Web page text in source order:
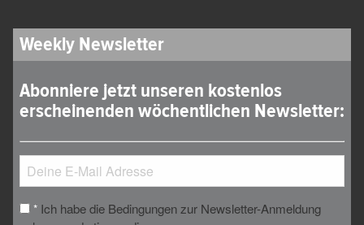
Weekly Newsletter
Abonniere jetzt unseren kostenlos
erscheinenden wöchentlichen Newsletter:
* Ich habe die Bedingungen zur Newsletter-Anmeldung